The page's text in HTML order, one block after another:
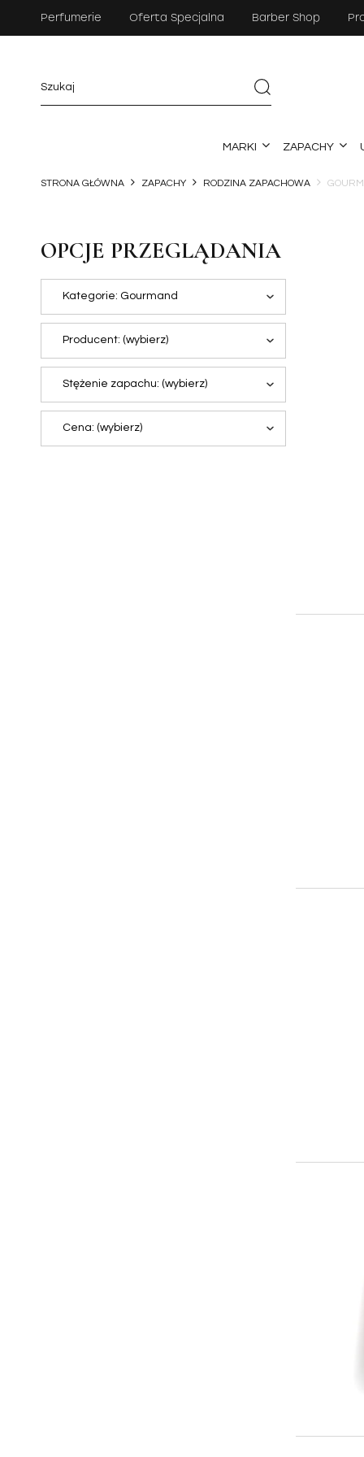
Perfumerie Oferta Specjalna Barber Shop
MARKI ZAPACHY
STRONA GŁÓWNA ZAPACHY RODZINA ZAPACHOWA
OPCJE PRZEGLĄDANIA
Kategorie: Gourmand
Producent: (wybierz)
Stężenie zapachu: (wybierz)
Cena: (wybierz)